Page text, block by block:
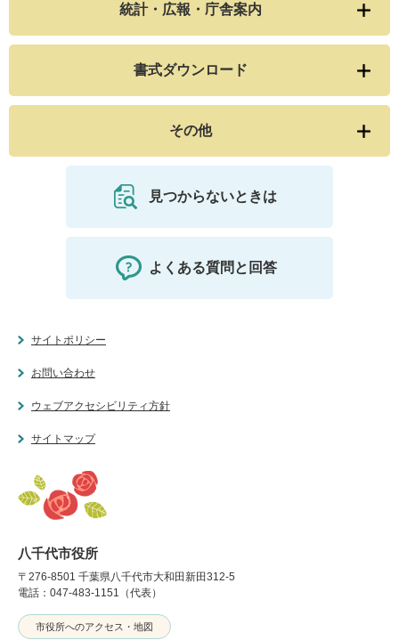
統計・広報・庁舎案内
書式ダウンロード
その他
見つからないときは
よくある質問と回答
サイトポリシー
お問い合わせ
ウェブアクセシビリティ方針
サイトマップ
八千代市役所
〒276-8501 千葉県八千代市大和田新田312-5
電話：047-483-1151（代表）
市役所へのアクセス・地図